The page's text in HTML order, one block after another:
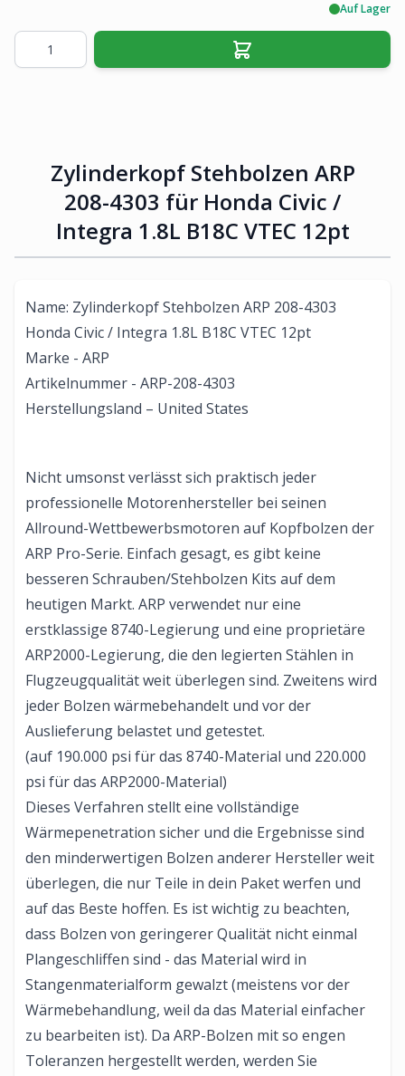
Auf Lager
Menge
Zylinderkopf Stehbolzen ARP
208-4303 für Honda Civic /
Integra 1.8L B18C VTEC 12pt
Name: Zylinderkopf Stehbolzen ARP 208-4303
Honda Civic / Integra 1.8L B18C VTEC 12pt
Marke - ARP
Artikelnummer - ARP-208-4303
Herstellungsland – United States
Nicht umsonst verlässt sich praktisch jeder
professionelle Motorenhersteller bei seinen
Allround-Wettbewerbsmotoren auf Kopfbolzen der
ARP Pro-Serie. Einfach gesagt, es gibt keine
besseren Schrauben/Stehbolzen Kits auf dem
heutigen Markt. ARP verwendet nur eine
erstklassige 8740-Legierung und eine proprietäre
ARP2000-Legierung, die den legierten Stählen in
Flugzeugqualität weit überlegen sind. Zweitens wird
jeder Bolzen wärmebehandelt und vor der
Auslieferung belastet und getestet.
(auf 190.000 psi für das 8740-Material und 220.000
psi für das ARP2000-Material)
Dieses Verfahren stellt eine vollständige
Wärmepenetration sicher und die Ergebnisse sind
den minderwertigen Bolzen anderer Hersteller weit
überlegen, die nur Teile in dein Paket werfen und
auf das Beste hoffen. Es ist wichtig zu beachten,
dass Bolzen von geringerer Qualität nicht einmal
Plangeschliffen sind - das Material wird in
Stangenmaterialform gewalzt (meistens vor der
Wärmebehandlung, weil da das Material einfacher
zu bearbeiten ist). Da ARP-Bolzen mit so engen
Toleranzen hergestellt werden, werden Sie